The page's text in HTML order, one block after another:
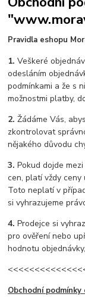
Pravidla eshopu
1. Veškeré
odesláním
podmínkami a že s
možnostmi platby,
2. Žádáme Vás,
zkontrolovat
nějakého důvodu
3. Pokud dojde
cen, platí vždy ceny
Toto neplatí v
si vyhrazujeme
4. Prodejce si
pro ověření nebo
hodnotu
Obchodní podmínky